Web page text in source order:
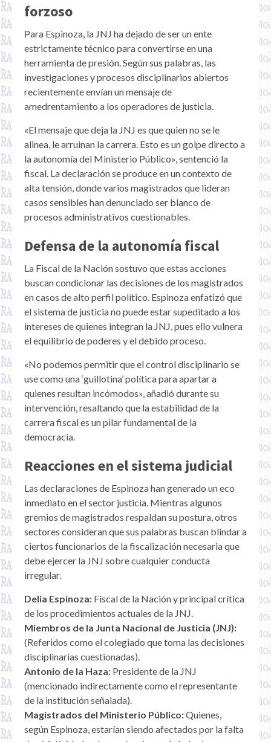
forzoso
Para Espinoza, la JNJ ha dejado de ser un ente
estrictamente técnico para convertirse en una
herramienta de presión. Según sus palabras, las
investigaciones y procesos disciplinarios abiertos
recientemente envían un mensaje de
amedrentamiento a los operadores de justicia.
«El mensaje que deja la JNJ es que quien no se le
alinea, le arruinan la carrera. Esto es un golpe directo a
la autonomía del Ministerio Público», sentenció la
fiscal. La declaración se produce en un contexto de
alta tensión, donde varios magistrados que lideran
casos sensibles han denunciado ser blanco de
procesos administrativos cuestionables.
Defensa de la autonomía fiscal
La Fiscal de la Nación sostuvo que estas acciones
buscan condicionar las decisiones de los magistrados
en casos de alto perfil político. Espinoza enfatizó que
el sistema de justicia no puede estar supeditado a los
intereses de quienes integran la JNJ, pues ello vulnera
el equilibrio de poderes y el debido proceso.
«No podemos permitir que el control disciplinario se
use como una ‘guillotina’ política para apartar a
quienes resultan incómodos», añadió durante su
intervención, resaltando que la estabilidad de la
carrera fiscal es un pilar fundamental de la
democracia.
Reacciones en el sistema judicial
Las declaraciones de Espinoza han generado un eco
inmediato en el sector justicia. Mientras algunos
gremios de magistrados respaldan su postura, otros
sectores consideran que sus palabras buscan blindar a
ciertos funcionarios de la fiscalización necesaria que
debe ejercer la JNJ sobre cualquier conducta
irregular.
Delia Espinoza: Fiscal de la Nación y principal crítica
de los procedimientos actuales de la JNJ.
Miembros de la Junta Nacional de Justicia (JNJ):
(Referidos como el colegiado que toma las decisiones
disciplinarias cuestionadas).
Antonio de la Haza: Presidente de la JNJ
(mencionado indirectamente como el representante
de la institución señalada).
Magistrados del Ministerio Público:Quienes,
según Espinoza, estarían siendo afectados por la falta